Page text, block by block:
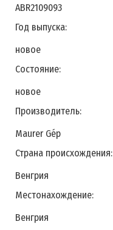
ABR2109093
Год выпуска:
новое
Состояние:
новое
Производитель:
Maurer Géр
Страна происхождения:
Венгрия
Местонахождение:
Венгрия